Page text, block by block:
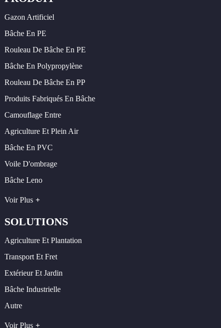
Gazon Artificiel
Bâche En PE
Rouleau De Bâche En PE
Bâche En Polypropylène
Rouleau De Bâche En PP
Produits Fabriqués En Bâche
Camouflage Entre
Agriculture Et Plein Air
Bâche En PVC
Voile D'ombrage
Bâche Leno
Voir Plus
SOLUTIONS
Agriculture Et Plantation
Transport Et Fret
Extérieur Et Jardin
Bâche Industrielle
Autre
Voir Plus